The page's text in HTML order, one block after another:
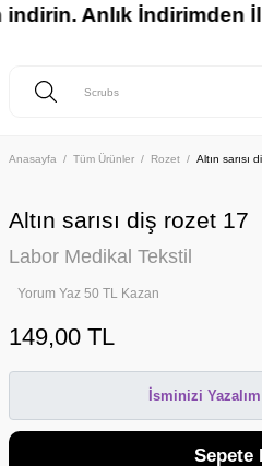
Anasayfa Tüm Ürünler Rozet Altın sarısı
Altın sarısı diş rozet 17
Labor Medikal Tekstil
Yorum Yaz 50 TL Kazan
149,00 TL
İsminizi
Sepete
Anlık İndirimden